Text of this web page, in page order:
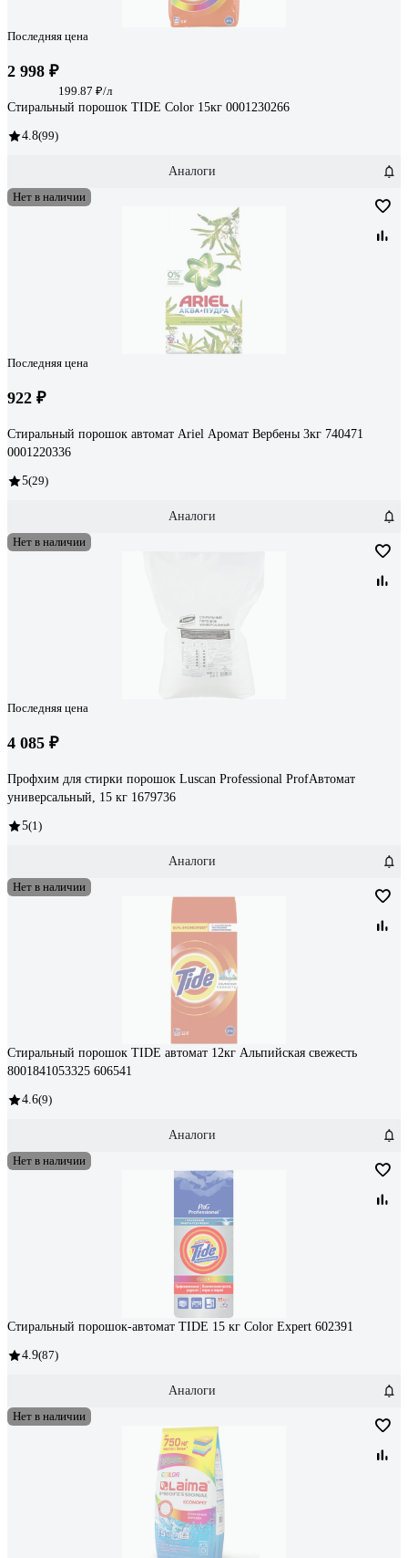
Последняя цена
2 998 ₽
199.87 ₽/л
Стиральный порошок TIDE Color 15кг 0001230266
4.8(99)
Аналоги
Нет в наличии
Последняя цена
922 ₽
Стиральный порошок автомат Ariel Аромат Вербены 3кг 740471
0001220336
5(29)
Аналоги
Нет в наличии
Последняя цена
4 085 ₽
Профхим для стирки порошок Luscan Professional ProfАвтомат
универсальный, 15 кг 1679736
5(1)
Аналоги
Нет в наличии
Стиральный порошок TIDE автомат 12кг Альпийская свежесть
8001841053325 606541
4.6(9)
Аналоги
Нет в наличии
Стиральный порошок-автомат TIDE 15 кг Color Expert 602391
4.9(87)
Аналоги
Нет в наличии